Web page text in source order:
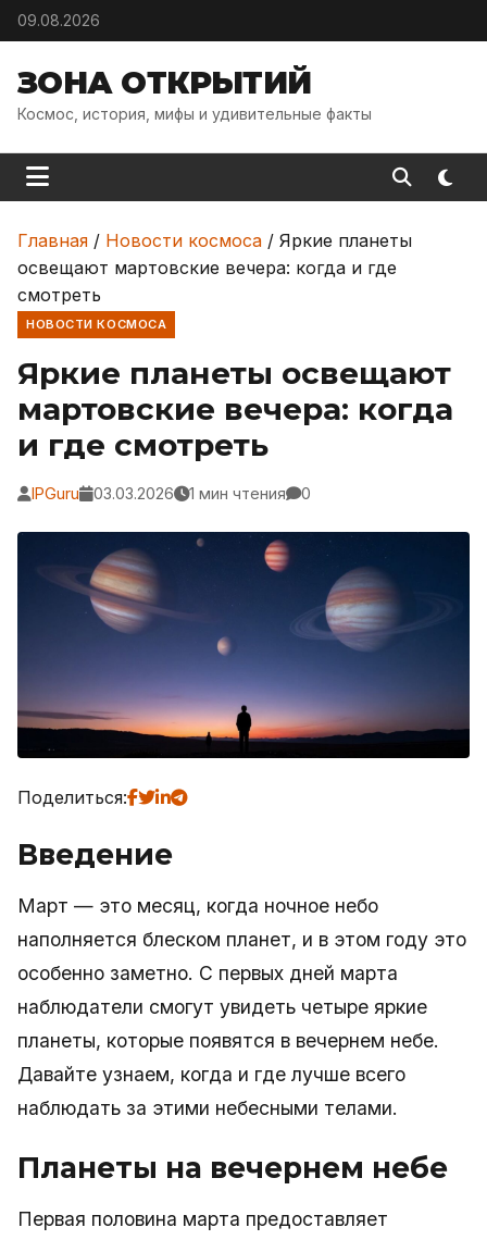
Skip to content
09.08.2026
ЗОНА ОТКРЫТИЙ
Космос, история, мифы и удивительные факты
Главная / Новости космоса / Яркие планеты
освещают мартовские вечера: когда и где
смотреть
НОВОСТИ КОСМОСА
Яркие планеты освещают
мартовские вечера: когда
и где смотреть
IPGuru 03.03.2026 1 мин чтения 0
Поделиться:
Введение
Март — это месяц, когда ночное небо
наполняется блеском планет, и в этом году это
особенно заметно. С первых дней марта
наблюдатели смогут увидеть четыре яркие
планеты, которые появятся в вечернем небе.
Давайте узнаем, когда и где лучше всего
наблюдать за этими небесными телами.
Планеты на вечернем небе
Первая половина марта предоставляет